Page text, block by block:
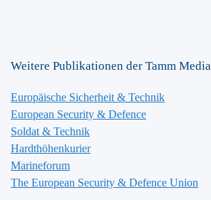
Weitere Publikationen der Tamm Media
Europäische Sicherheit & Technik
European Security & Defence
Soldat & Technik
Hardthöhenkurier
Marineforum
The European Security & Defence Union